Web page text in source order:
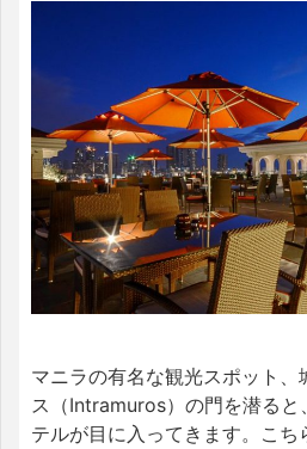
マニラの有名な観光スポット、
ス（Intramuros）の門を潜ると
テルが目に入ってきます。こち